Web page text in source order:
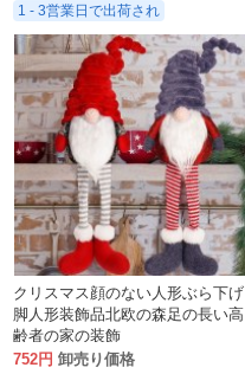
1 - 3営業日で出荷され
クリスマス顔のない人形ぶら下げ
脚人形装飾品北欧の森足の長い高
齢者の家の装飾
752円 卸売り価格